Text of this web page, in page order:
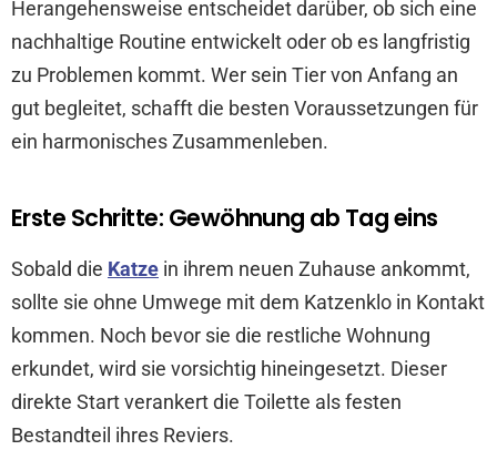
Herangehensweise entscheidet darüber, ob sich eine
nachhaltige Routine entwickelt oder ob es langfristig
zu Problemen kommt. Wer sein Tier von Anfang an
gut begleitet, schafft die besten Voraussetzungen für
ein harmonisches Zusammenleben.
Erste Schritte: Gewöhnung ab Tag eins
Sobald die Katze in ihrem neuen Zuhause ankommt,
sollte sie ohne Umwege mit dem Katzenklo in Kontakt
kommen. Noch bevor sie die restliche Wohnung
erkundet, wird sie vorsichtig hineingesetzt. Dieser
direkte Start verankert die Toilette als festen
Bestandteil ihres Reviers.